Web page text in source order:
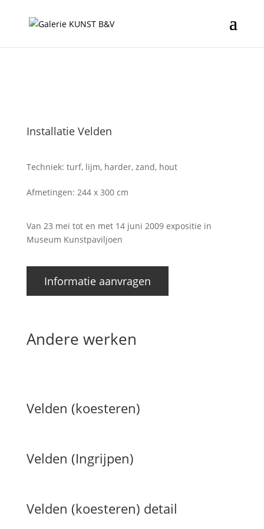
Installatie Velden
Techniek: turf, lijm, harder, zand, hout
Afmetingen: 244 x 300 cm
Van 23 mei tot en met 14 juni 2009 expositie in
Museum Kunstpaviljoen
Informatie aanvragen
Andere werken
Velden (koesteren)
Velden (Ingrijpen)
Velden (koesteren) detail